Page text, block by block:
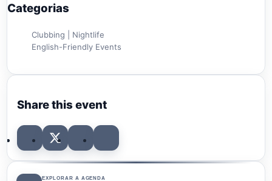
Categorias
Clubbing | Nightlife
English-Friendly Events
Share this event
EXPLORAR A AGENDA